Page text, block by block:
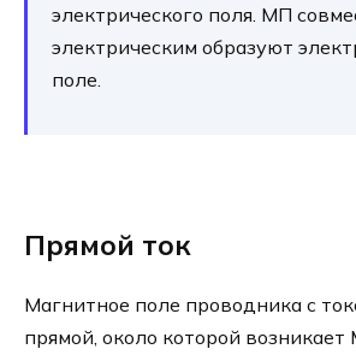
электрического поля. МП
электрическим образуют
поле.
Прямой ток
Магнитное поле проводника с
прямой, около которой